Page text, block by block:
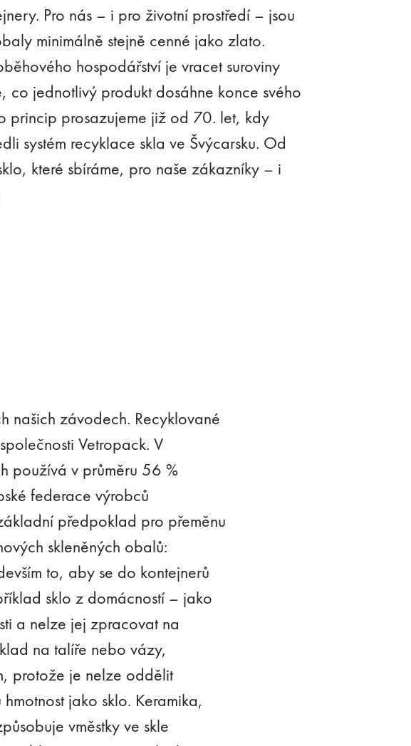
Pro nás – i pro životní prostředí – jsou
minimálně stejně cenné jako zlato.
hospodářství je vracet suroviny
co jednotlivý produkt dosáhne konce svého
princip prosazujeme již od 70. let, kdy
systém recyklace skla ve Švýcarsku. Od
které sbíráme, pro naše zákazníky – i
našich závodech. Recyklované
Vetropack. V
používá v průměru 56 %
federace výrobců
předpoklad pro přeměnu
skleněných obalů:
to, aby se do kontejnerů
sklo z domácností – jako
a nelze jej zpracovat na
na talíře nebo vázy,
protože je nelze oddělit
jako sklo. Keramika,
vměstky ve skle